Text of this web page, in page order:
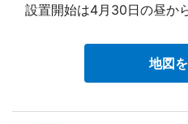
設置開始は4月30日の昼か
地図